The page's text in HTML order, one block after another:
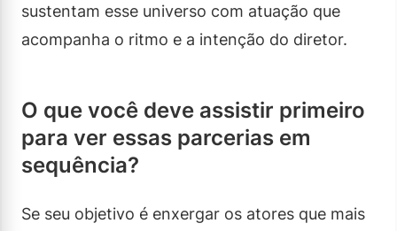
sustentam esse universo com atuação que
acompanha o ritmo e a intenção do diretor.
O que você deve assistir primeiro
para ver essas parcerias em
sequência?
Se seu objetivo é enxergar os atores que mais